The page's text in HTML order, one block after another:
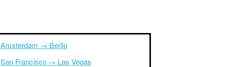
Amsterdam → Berlin
San Francisco → Las Vegas